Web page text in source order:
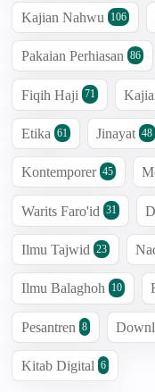
Kajian Nahwu 106
Pakaian Perhiasan 86
Fiqih Haji 71
Etika 61 Jinayat 48
Kontemporer 45
Warits Faro'id 31
Ilmu Tajwid 23
Ilmu Balaghoh 10
Pesantren 8
Kitab Digital 6